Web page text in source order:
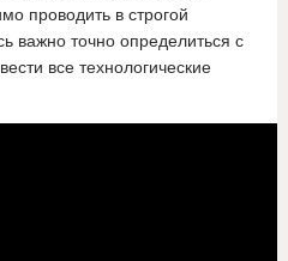
проводить в строгой
важно точно определиться с
все технологические